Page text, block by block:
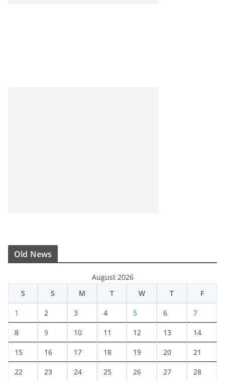
Old News
August 2026
S
S M T W T F
1 2 3 4 5 6 7
8 9 10 11 12 13 14
15 16 17 18 19 20 21
22 23 24 25 26 27 28